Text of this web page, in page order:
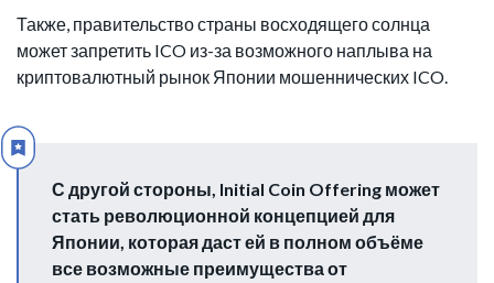
Также, правительство страны восходящего солнца
может запретить ICO из-за возможного наплыва на
криптовалютный рынок Японии мошеннических ICO.
С другой стороны, Initial Coin Offering может
стать революционной концепцией для
Японии, которая даст ей в полном объёме
все возможные преимущества от